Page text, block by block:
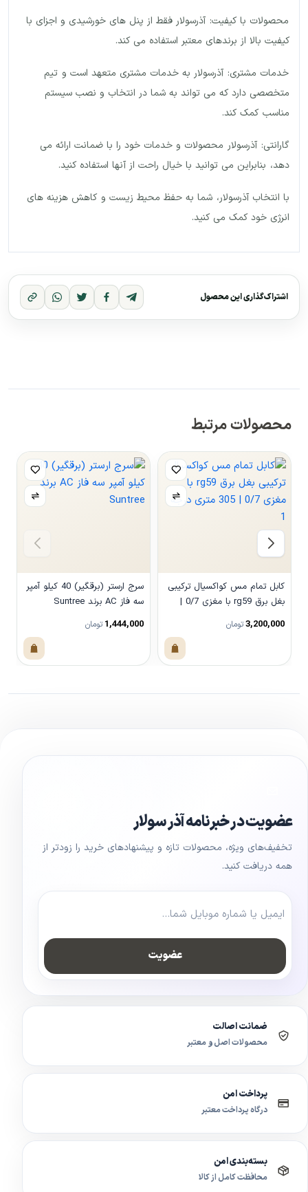
محصولات با کیفیت: آذرسولار فقط از پنل های خورشیدی و اجزای با
کیفیت بالا از برندهای معتبر استفاده می کند.
خدمات مشتری: آذرسولار به خدمات مشتری متعهد است و تیم
متخصصی دارد که می تواند به شما در انتخاب و نصب سیستم
مناسب کمک کند.
گارانتی: آذرسولار محصولات و خدمات خود را با ضمانت ارائه می
دهد، بنابراین می توانید با خیال راحت از آنها استفاده کنید.
با انتخاب آذرسولار، شما به حفظ محیط زیست و کاهش هزینه های
انرژی خود کمک می کنید.
اشتراک‌گذاری این محصول
محصولات مرتبط
کابل تمام مس کواکسیال ترکیبی
بغل برق rg59 با مغزی 0/7 |
305 متری درجه 1
3,200,000تومان
سرج ارستر (برقگیر) 40 کیلو آمپر
سه فاز AC برند Suntree
1,444,000 تومان
عضویت در خبرنامه آذر سولار
تخفیف‌های ویژه، محصولات تازه و پیشنهادهای خرید را زودتر از
همه دریافت کنید.
عضویت
ضمانت اصالت
محصولات اصل و معتبر
پرداخت امن
درگاه پرداخت معتبر
بسته‌بندی امن
محافظت کامل از کالا